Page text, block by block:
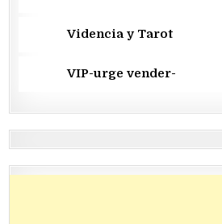
Videncia y Tarot
VIP-urge vender-